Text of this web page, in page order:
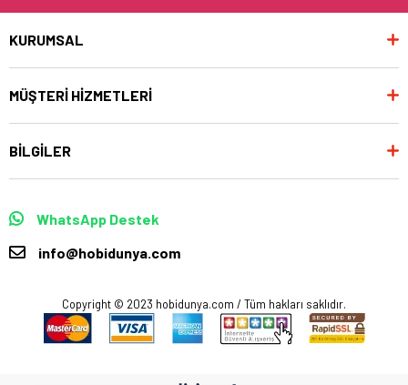
KURUMSAL
MÜŞTERİ HİZMETLERİ
BİLGİLER
WhatsApp Destek
info@hobidunya.com
Copyright © 2023 hobidunya.com / Tüm hakları saklıdır.